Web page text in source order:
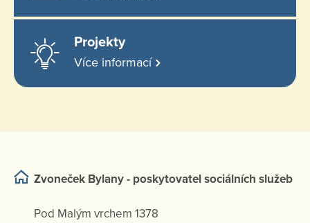
Projekty
Více informací
Zvoneček Bylany - poskytovatel sociálních služeb
Pod Malým vrchem 1378